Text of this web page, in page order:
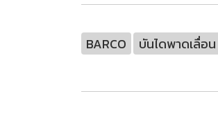
BARCO บันไดพาดเลื่อ